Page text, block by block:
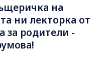
на
ни лекторка от
за родители -